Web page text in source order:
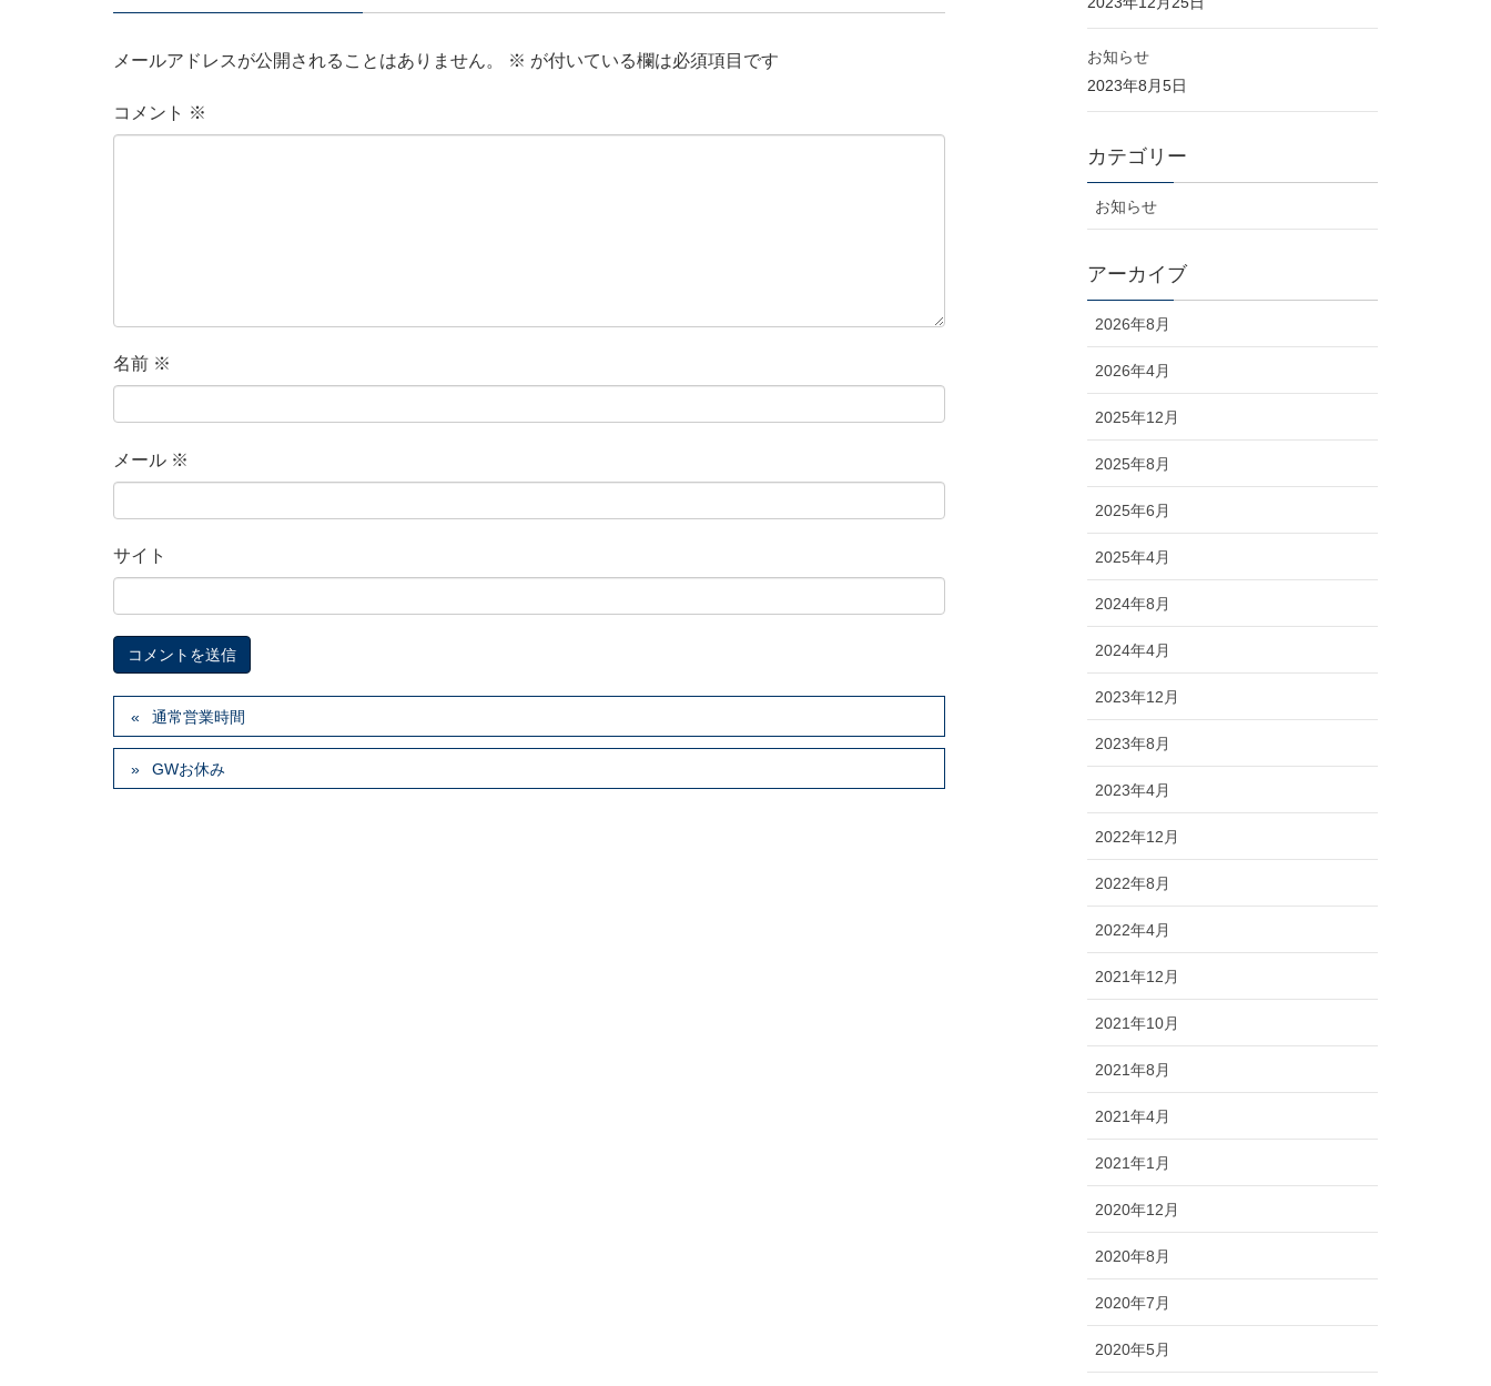
メールアドレスが公開されることはありません。 ※ が付いている欄は必須項目です
コメント ※
名前 ※
メール ※
サイト
通常営業時間
GWお休み
お知らせ
2023年8月5日
カテゴリー
お知らせ
アーカイブ
2026年8月
2026年4月
2025年12月
2025年8月
2025年6月
2025年4月
2024年8月
2024年4月
2023年12月
2023年8月
2023年4月
2022年12月
2022年8月
2022年4月
2021年12月
2021年10月
2021年8月
2021年4月
2021年1月
2020年12月
2020年8月
2020年7月
2020年5月